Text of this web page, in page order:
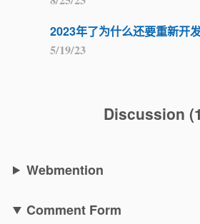
5/19/23
2023年了为什么还要重新开
Discussion (
Webmention
Comment Form